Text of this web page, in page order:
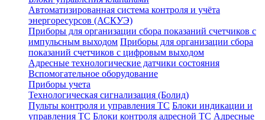
Автоматизированная система контроля и учёта
энергоресурсов (АСКУЭ)
Приборы для организации сбора показаний счетчиков с
импульсным выходом Приборы для организации сбора
показаний счетчиков с цифровым выходом
Адресные технологические датчики состояния
Вспомогательное оборудование
Приборы учета
Технологическая сигнализация (Болид)
Пульты контроля и управления ТС Блоки индикации и
управления ТС Блоки контроля адресной ТС Адресные